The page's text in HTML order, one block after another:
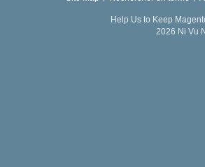
Help Us to Keep
2026 Ni Vu